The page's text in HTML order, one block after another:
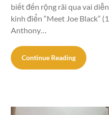
biết đến rộng rãi qua vai
kinh điển “Meet Joe Black”
Anthony…
Continue Reading